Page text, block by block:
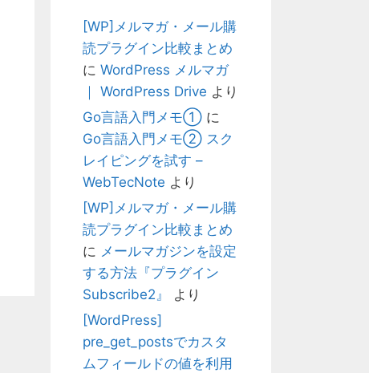
[WP]メルマガ・メール購
読プラグイン比較まとめ
に WordPress メルマガ
｜ WordPress Drive より
Go言語入門メモ① に
Go言語入門メモ② スク
レイピングを試す –
WebTecNote より
[WP]メルマガ・メール購
読プラグイン比較まとめ
に メールマガジンを設定
する方法『プラグイン
Subscribe2』
より
[WordPress]
pre_get_postsでカスタ
ムフィールドの値を利用